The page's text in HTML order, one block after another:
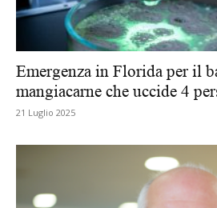
Emergenza in Florida per il
mangiacarne che uccide 4
21 Luglio 2025